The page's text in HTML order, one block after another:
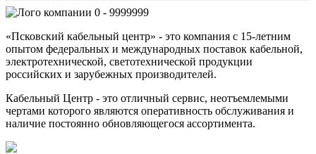
0 - 9999999
«Псковский кабельный центр» - это компания с 15-летним
опытом федеральных и международных поставок кабельной,
электротехнической, светотехнической продукции
российских и зарубежных производителей.
Кабельный Центр - это отличный сервис, неотъемлемыми
чертами которого являются оперативность обслуживания и
наличие постоянно обновляющегося ассортимента.